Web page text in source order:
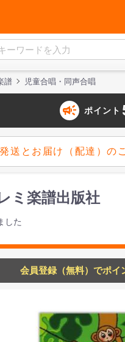
譜 児童合唱・同声合唱
campaign ポイント
送とお届け（配達）の
ミ楽譜出版社
した
会員登録（無料）でポイ